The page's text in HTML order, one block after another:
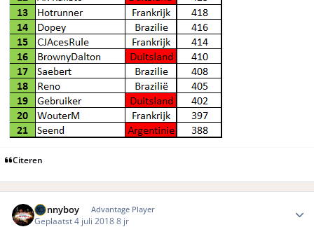
Citeren
Dannyboy Advantage Player
Geplaatst4 juli 20188 jr